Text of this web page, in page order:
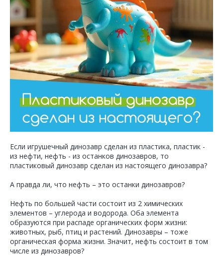
Если игрушечный динозавр сделан из пластика, пластик -
из нефти, нефть - из останков динозавров, то
пластиковый динозавр сделан из настоящего динозавра?
А правда ли, что нефть – это останки динозавров?
Нефть по большей части состоит из 2 химических
элементов – углерода и водорода. Оба элемента
образуются при распаде органических форм жизни:
животных, рыб, птиц и растений. Динозавры – тоже
органическая форма жизни. Значит, нефть состоит в том
числе из динозавров?